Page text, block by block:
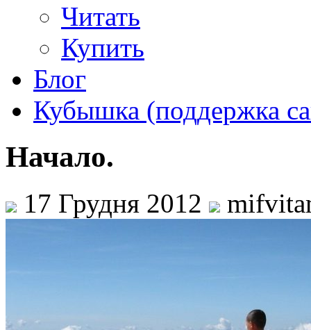
Читать
Купить
Блог
Кубышка (поддержка
Начало.
17 Грудня 2012